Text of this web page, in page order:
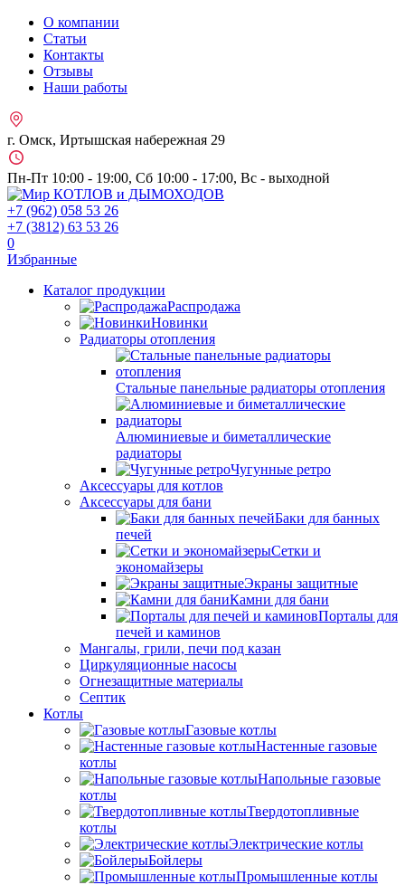
О компании
Статьи
Контакты
Отзывы
Наши работы
г. Омск, Иртышская набережная 29
Пн-Пт 10:00 - 19:00, Сб 10:00 - 17:00, Вс - выходной
+7 (962) 058 53 26
+7 (3812) 63 53 26
0
Избранные
Каталог продукции
Распродажа
Новинки
Радиаторы отопления
Стальные панельные радиаторы отопления
Алюминиевые и биметаллические
радиаторы
Чугунные ретро
Аксессуары для котлов
Аксессуары для бани
Баки для банных
печей
Сетки и
экономайзеры
Экраны защитные
Камни для бани
Порталы для
печей и каминов
Мангалы, грили, печи под казан
Циркуляционные насосы
Огнезащитные материалы
Септик
Котлы
Газовые котлы
Настенные газовые
котлы
Напольные газовые
котлы
Твердотопливные
котлы
Электрические котлы
Бойлеры
Промышленные котлы